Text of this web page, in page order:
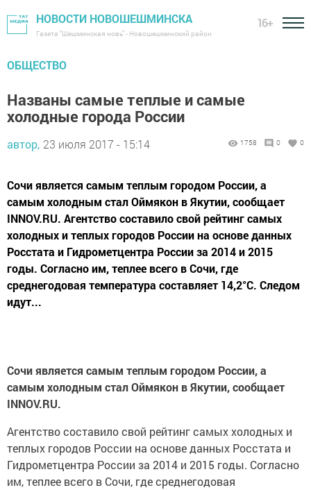
НОВОСТИ НОВОШЕШМИНСКА
Газета "Шешминская новь" - Новошешминский район
16+
ОБЩЕСТВО
Названы самые теплые и самые
холодные города России
автор, 23 июля 2017 - 15:14 1758 0 0
Сочи является самым теплым городом России, а
самым холодным стал Оймякон в Якутии, сообщает
INNOV.RU. Агентство составило свой рейтинг самых
холодных и теплых городов России на основе данных
Росстата и Гидрометцентра России за 2014 и 2015
годы. Согласно им, теплее всего в Сочи, где
среднегодовая температура составляет 14,2°С. Следом
идут...
Сочи является самым теплым городом России, а
самым холодным стал Оймякон в Якутии, сообщает
INNOV.RU.
Агентство составило свой рейтинг самых холодных и
теплых городов России на основе данных Росстата и
Гидрометцентра России за 2014 и 2015 годы. Согласно
им, теплее всего в Сочи, где среднегодовая